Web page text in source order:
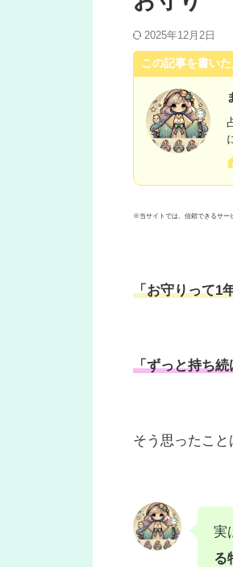
2025年12月2日
この記事を書いた
※当サイトでは、信頼できるサー
「お守りって1
「ずっと持ち
そう思ったこと
実
る